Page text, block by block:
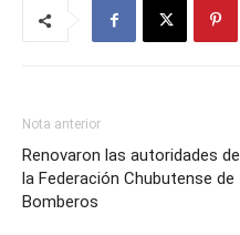
Nota anterior
Renovaron las autoridades de
la Federación Chubutense de
Bomberos